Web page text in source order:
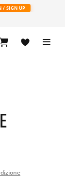
/ SIGN UP